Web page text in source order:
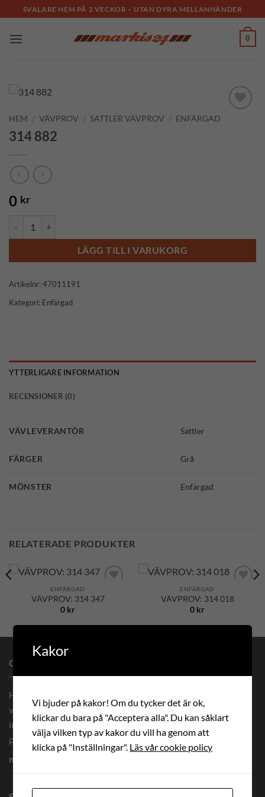
to
content
SVALARE HEM PÅ 2 VECKOR – UTAN DYRA MELLANHÄNDER
0
HEM / VÄVPROV / SATTLER VÄVPROV / ENFÄRGAD
314 882
0 kr
LÄGG TILL I VARUKORG
Artikelnr: 47011191
Kategori: Enfärgad
YTTERLIGARE INFORMATION
RECENSIONER (0)
VÄVLEVERANTÖR Sattler
FÄRGER Grå
MÖNSTER Enfärgad
RELATERADE PRODUKTER
Wishlist
ENFÄRGAD
VÄVPROV: 314 347
0 kr
Wishlist
ENFÄRGAD
VÄVPROV: 314 018
0 kr
OM OSS
Hos oss beställer du måttanpassade premium solskydd och
vävar med prisgaranti. Vi levererar måttanpassade vävar
inom 8 arbetsdagar och solskydd inom 14 arbetsdagar Alla
priser är inkl. moms och fri frakt. Här finner ni råd och tips:
markisfakta.se
Kakor
Vi bjuder på kakor! Om du tycker det är ok,
klickar du bara på "Acceptera alla". Du kan såklart
välja vilken typ av kakor du vill ha genom att
klicka på "Inställningar". Läs vår cookie policy